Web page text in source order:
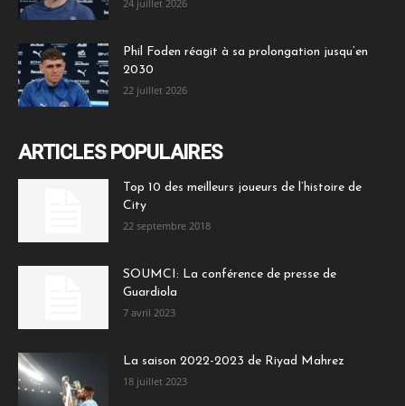
24 juillet 2026
Phil Foden réagit à sa prolongation jusqu’en
2030
22 juillet 2026
ARTICLES POPULAIRES
Top 10 des meilleurs joueurs de l’histoire de
City
22 septembre 2018
SOUMCI: La conférence de presse de
Guardiola
7 avril 2023
La saison 2022-2023 de Riyad Mahrez
18 juillet 2023